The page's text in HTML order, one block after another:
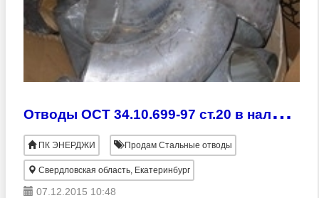
О
тводы ОСТ 34.10.699-97 ст.20 в наличии
ПК ЭНЕРДЖИ Продам Стальные отводы
Свердловская область, Екатеринбург
07.12.2015 10:48